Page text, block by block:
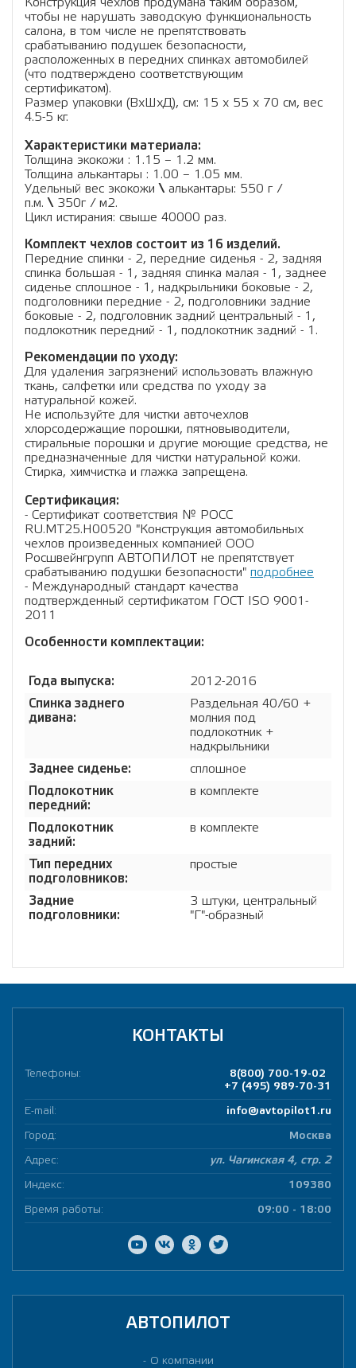
Конструкция чехлов продумана таким образом,
чтобы не нарушать заводскую функциональность
салона, в том числе не препятствовать
срабатыванию подушек безопасности,
расположенных в передних спинках автомобилей
(что подтверждено соответствующим
сертификатом).
Размер упаковки (ВхШхД), см: 15 x 55 x 70 см, вес
4.5-5 кг.
Характеристики материала:
Толщина экокожи : 1.15 – 1.2 мм.
Толщина алькантары : 1.00 – 1.05 мм.
Удельный вес экокожи \алькантары: 550 г /
п.м. \350г / м2.
Цикл истирания: свыше 40000 раз.
Комплект чехлов состоит из 16 изделий.
Передние спинки - 2, передние сиденья - 2, задняя
спинка большая - 1, задняя спинка малая - 1, заднее
сиденье сплошное - 1, надкрыльники боковые - 2,
подголовники передние - 2, подголовники задние
боковые - 2, подголовник задний центральный - 1,
подлокотник передний - 1, подлокотник задний - 1.
Рекомендации по уходу:
Для удаления загрязнений использовать влажную
ткань, салфетки или средства по уходу за
натуральной кожей.
Не используйте для чистки авточехлов
хлорсодержащие порошки, пятновыводители,
стиральные порошки и другие моющие средства, не
предназначенные для чистки натуральной кожи.
Стирка, химчистка и глажка запрещена.
Сертификация:
- Сертификат соответствия № РОСС
RU.МТ25.Н00520 "Конструкция автомобильных
чехлов произведенных компанией ООО
Росшвейнгрупп АВТОПИЛОТ не препятствует
срабатыванию подушки безопасности" подробнее
- Международный стандарт качества
подтвержденный сертификатом ГОСТ ISO 9001-
2011
Особенности комплектации:
Года выпуска:
2012-2016
Спинка заднего
дивана:
Раздельная 40/60 +
молния под
подлокотник +
надкрыльники
Заднее сиденье:
сплошное
Подлокотник
передний:
в комплекте
Подлокотник
задний:
в комплекте
Тип передних
подголовников:
простые
Задние
подголовники:
3 штуки, центральный
"Г"-образный
КОНТАКТЫ
Телефоны:
8(800) 700-19-02
+7 (495) 989-70-31
E-mail: info@avtopilot1.ru
Город: Москва
Адрес: ул. Чагинская 4, стр. 2
Индекс: 109380
Время работы: 09:00 - 18:00
АВТОПИЛОТ
О компании